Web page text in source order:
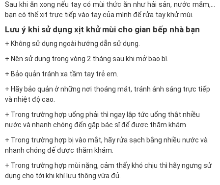
Sau khi ăn xong nếu tay có mùi thức ăn như hải sản, nước mắm,…
bạn có thể xịt trực tiếp vào tay của mình để rửa tay khử mùi.
Lưu ý khi sử dụng xịt khử mùi cho gian bếp nhà bạn
+ Không sử dụng ngoài hướng dẫn sử dụng.
+ Nên sử dụng trong vòng 2 tháng sau khi mở bao bì.
+ Bảo quản tránh xa tầm tay trẻ em.
+ Hãy bảo quản ở những nơi thoáng mát, tránh ánh sáng trực tiếp
và nhiệt độ cao.
+ Trong trường hợp uống phải thì ngay lập tức uống thật nhiều
nước và nhanh chóng đến gặp bác sĩ để được thăm khám.
+ Trong trường hợp bị vào mắt, hãy rửa sạch bằng nhiều nước và
nhanh chóng đế được thăm khám.
+ Trong trường hợp mùi nặng, cảm thấy khó chịu thì hãy ngưng sử
dụng cho tới khi khí lưu thông vừa đủ.